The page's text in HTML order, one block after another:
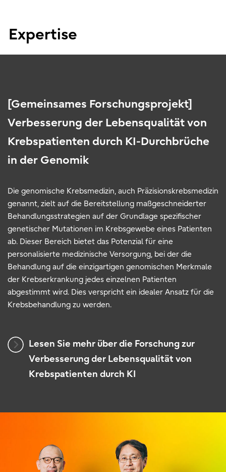
Expertise
[Gemeinsames Forschungsprojekt]
Verbesserung der Lebensqualität von
Krebspatienten durch KI-Durchbrüche
in der Genomik
Die genomische Krebsmedizin, auch Präzisionskrebsmedizin
genannt, zielt auf die Bereitstellung maßgeschneiderter
Behandlungsstrategien auf der Grundlage spezifischer
genetischer Mutationen im Krebsgewebe eines Patienten
ab. Dieser Bereich bietet das Potenzial für eine
personalisierte medizinische Versorgung, bei der die
Behandlung auf die einzigartigen genomischen Merkmale
der Krebserkrankung jedes einzelnen Patienten
abgestimmt wird. Dies verspricht ein idealer Ansatz für die
Krebsbehandlung zu werden.
Lesen Sie mehr über die Forschung zur
Verbesserung der Lebensqualität von
Krebspatienten durch KI